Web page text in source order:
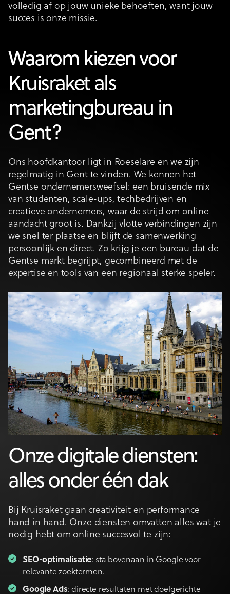
volledig af op jouw unieke behoeften, want jouw
succes is onze missie.
Waarom kiezen voor
Kruisraket als
marketingbureau in
Gent?
Ons hoofdkantoor ligt in Roeselare en we zijn
regelmatig in Gent te vinden. We kennen het
Gentse ondernemersweefsel: een bruisende mix
van studenten, scale-ups, techbedrijven en
creatieve ondernemers, waar de strijd om online
aandacht groot is. Dankzij vlotte verbindingen zijn
we snel ter plaatse en blijft de samenwerking
persoonlijk en direct. Zo krijg je een bureau dat de
Gentse markt begrijpt, gecombineerd met de
expertise en tools van een regionaal sterke speler.
Onze digitale diensten:
alles onder één dak
Bij Kruisraket gaan creativiteit en performance
hand in hand. Onze diensten omvatten alles wat je
nodig hebt om online succesvol te zijn:
SEO-optimalisatie: sta bovenaan in Google voor
relevante zoektermen.
Google Ads: directe resultaten met doelgerichte